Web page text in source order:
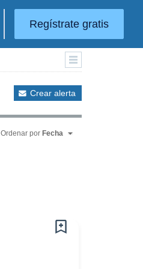
Regístrate gratis
Crear alerta
Ordenar por Fecha